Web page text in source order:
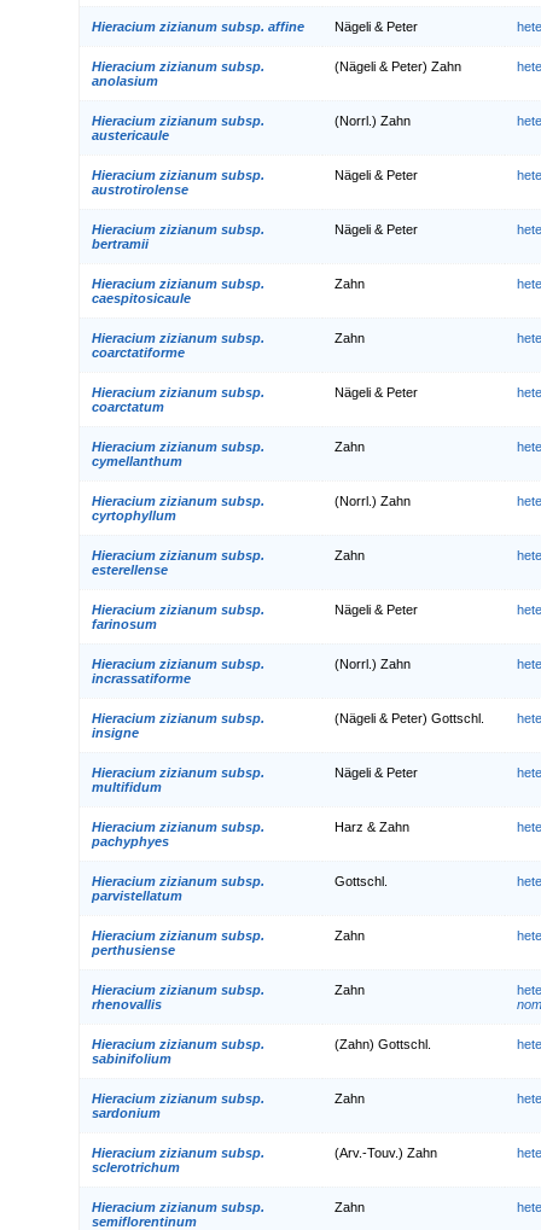
Hieracium zizianum subsp. affine Nägeli & Peter
Hieracium zizianum subsp.
anolasium
(Nägeli & Peter) Zahn
Hieracium zizianum subsp.
austericaule
(Norrl.) Zahn
Hieracium zizianum subsp.
austrotirolense
Nägeli & Peter
Hieracium zizianum subsp.
bertramii
Nägeli & Peter
Hieracium zizianum subsp.
caespitosicaule
Zahn
Hieracium zizianum subsp.
coarctatiforme
Zahn
Hieracium zizianum subsp.
coarctatum
Nägeli & Peter
Hieracium zizianum subsp.
cymellanthum
Zahn
Hieracium zizianum subsp.
cyrtophyllum
(Norrl.) Zahn
Hieracium zizianum subsp.
esterellense
Zahn
Hieracium zizianum subsp.
farinosum
Nägeli & Peter
Hieracium zizianum subsp.
incrassatiforme
(Norrl.) Zahn
Hieracium zizianum subsp.
insigne
(Nägeli & Peter) Gottschl.
Hieracium zizianum subsp.
multifidum
Nägeli & Peter
Hieracium zizianum subsp.
pachyphyes
Harz & Zahn
Hieracium zizianum subsp.
parvistellatum
Gottschl.
Hieracium zizianum subsp.
perthusiense
Zahn
Hieracium zizianum subsp.
rhenovallis
Zahn
Hieracium zizianum subsp.
sabinifolium
(Zahn) Gottschl.
Hieracium zizianum subsp.
sardonium
Zahn
Hieracium zizianum subsp.
sclerotrichum
(Arv.-Touv.) Zahn
Hieracium zizianum subsp.
semiflorentinum
Zahn